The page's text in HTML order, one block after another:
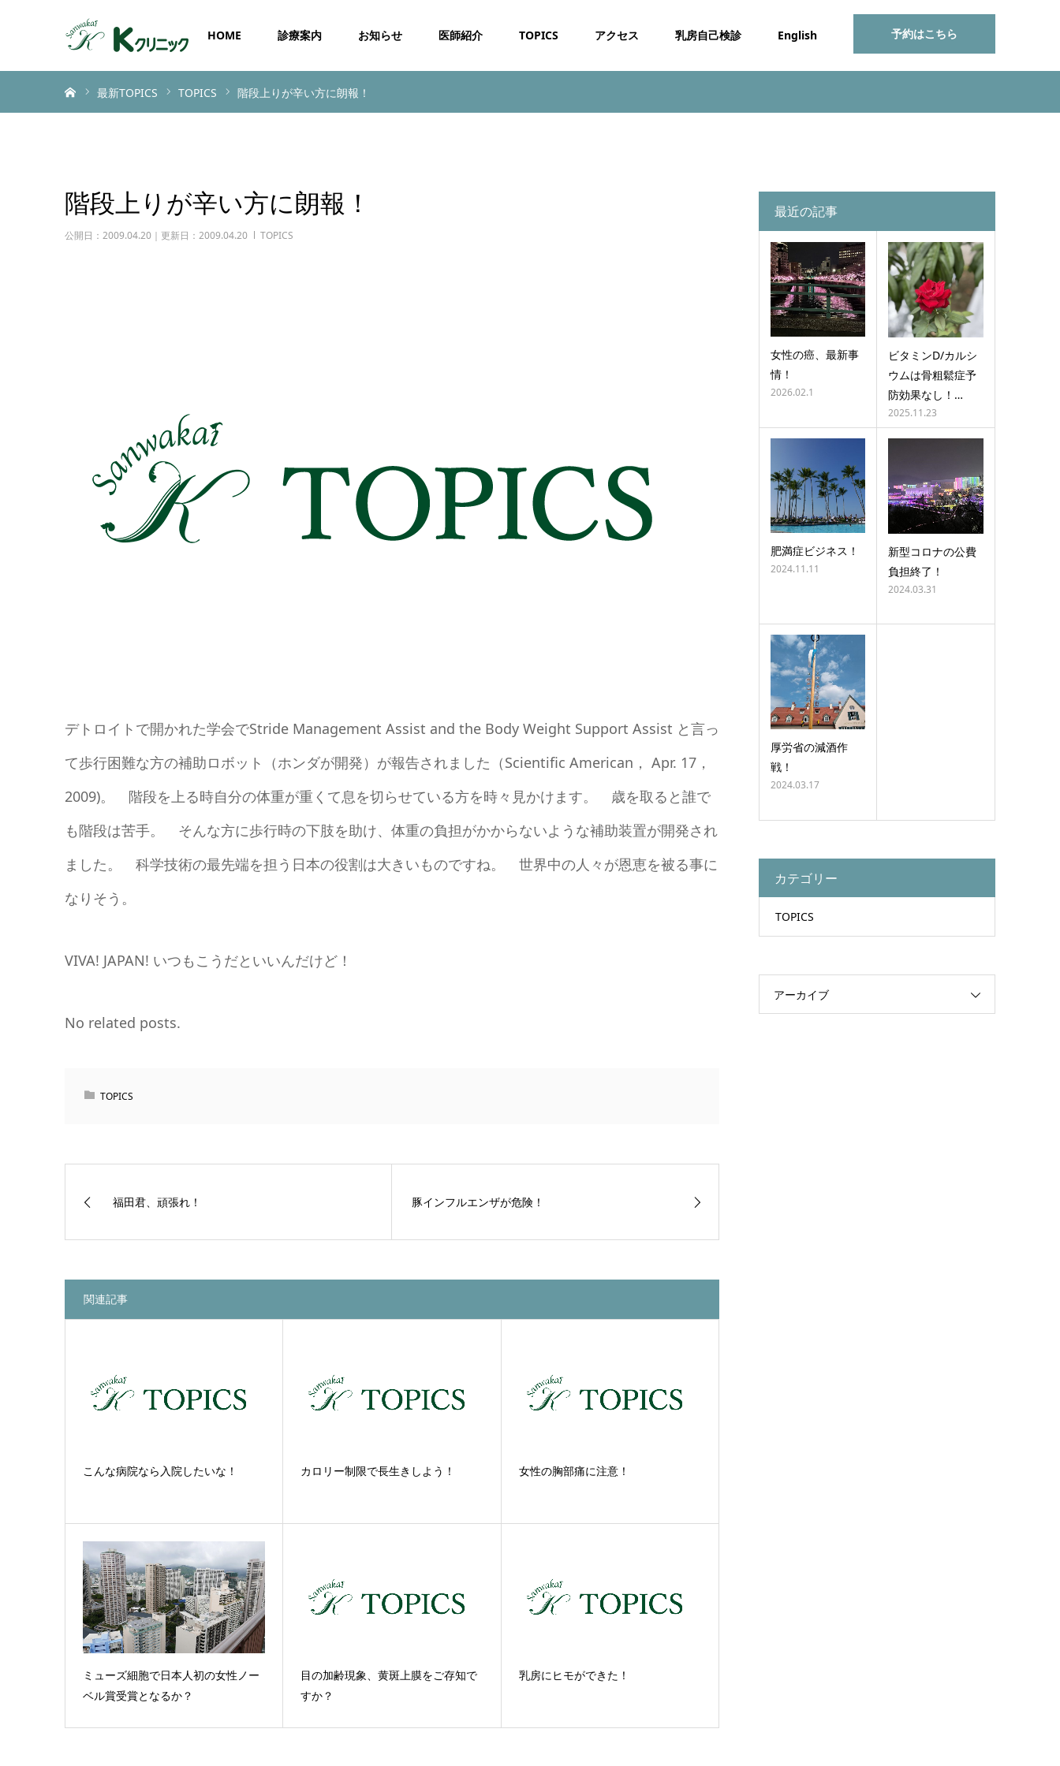
予約はこちら
HOME 診療案内 お知らせ 医師紹介 TOPICS アクセス 乳房自己検診 English
最新TOPICS TOPICS 階段上りが辛い方に朗報！
階段上りが辛い方に朗報！
公開日：2009.04.20｜更新日：2009.04.20 TOPICS
デトロイトで開かれた学会でStride Management Assist and the Body Weight Support Assist と言っ
て歩行困難な方の補助ロボット（ホンダが開発）が報告されました（Scientific American， Apr. 17，
2009)。 階段を上る時自分の体重が重くて息を切らせている方を時々見かけます。 歳を取ると誰で
も階段は苦手。 そんな方に歩行時の下肢を助け、体重の負担がかからないような補助装置が開発され
ました。 科学技術の最先端を担う日本の役割は大きいものですね。 世界中の人々が恩恵を被る事に
なりそう。
VIVA! JAPAN! いつもこうだといいんだけど！
No related posts.
TOPICS
福田君、頑張れ！ 豚インフルエンザが危険！
関連記事
こんな病院なら入院したいな！ カロリー制限で長生きしよう！ 女性の胸部痛に注意！
ミューズ細胞で日本人初の女性ノー
ベル賞受賞となるか？
目の加齢現象、黄斑上膜をご存知で
すか？
乳房にヒモができた！
最近の記事
女性の癌、最新事
情！
2026.02.1
ビタミンD/カルシ
ウムは骨粗鬆症予
防効果なし！…
2025.11.23
肥満症ビジネス！
2024.11.11
新型コロナの公費
負担終了！
2024.03.31
厚労省の減酒作
戦！
2024.03.17
カテゴリー
TOPICS
アーカイブ